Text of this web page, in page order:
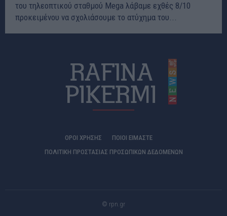
του τηλεοπτικού σταθμού Mega λάβαμε εχθές 8/10
προκειμένου να σχολιάσουμε το ατύχημα του...
ΟΡΟΙ ΧΡΗΣΗΣ
ΠΟΙΟΊ ΕΊΜΑΣΤΕ
ΠΟΛΙΤΙΚΗ ΠΡΟΣΤΑΣΙΑΣ ΠΡΟΣΩΠΙΚΩΝ ΔΕΔΟΜΕΝΩΝ
© rpn.gr